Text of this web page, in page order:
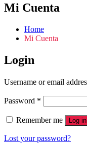
Mi Cuenta
Home
Mi Cuenta
Login
Username or email
Password *
Remember me Log in
Lost your password?